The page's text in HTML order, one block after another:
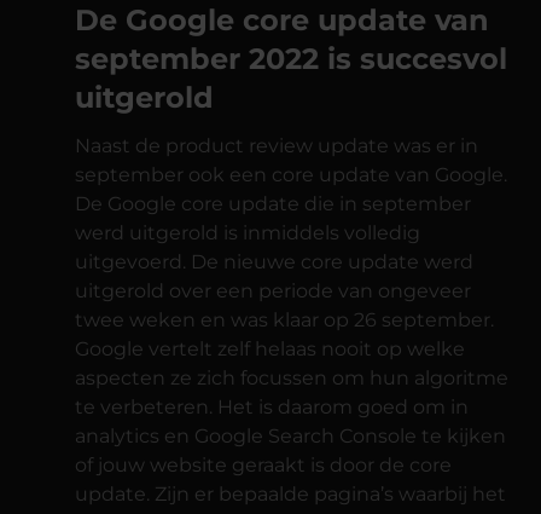
De Google core update van
september 2022 is succesvol
uitgerold
Naast de product review update was er in
september ook een core update van Google.
De Google core update die in september
werd uitgerold is inmiddels volledig
uitgevoerd. De nieuwe core update werd
uitgerold over een periode van ongeveer
twee weken en was klaar op 26 september.
Google vertelt zelf helaas nooit op welke
aspecten ze zich focussen om hun algoritme
te verbeteren. Het is daarom goed om in
analytics en Google Search Console te kijken
of jouw website geraakt is door de core
update. Zijn er bepaalde pagina’s waarbij het